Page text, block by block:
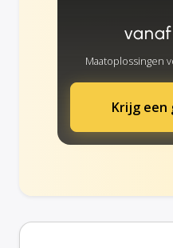
vanaf
Maatoplossingen
Krijg een